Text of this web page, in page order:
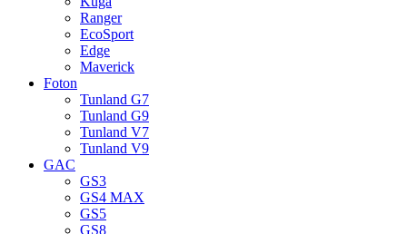
Ranger
EcoSport
Edge
Maverick
Foton
Tunland G7
Tunland G9
Tunland V7
Tunland V9
GAC
GS3
GS4 MAX
GS5
GS8